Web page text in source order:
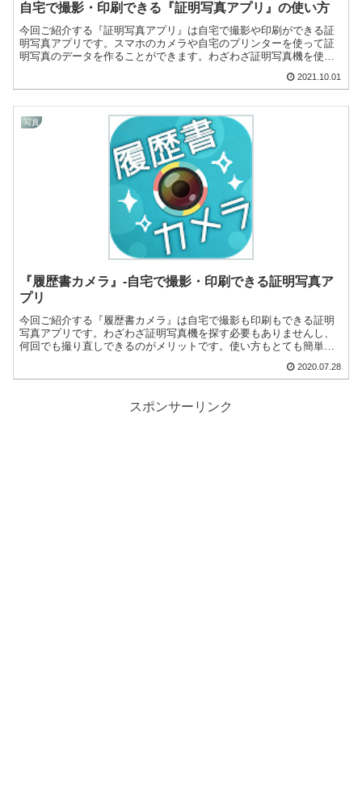
自宅で撮影・印刷できる『証明写真アプリ』の使い方
今回ご紹介する『証明写真アプリ』は自宅で撮影や印刷ができる証
明写真アプリです。スマホのカメラや自宅のプリンターを使って証
明写真のデータを作ることができます。わざわざ証明写真機を使わ
2021.10.01
写真
『履歴書カメラ』-自宅で撮影・印刷できる証明写真ア
プリ
今回ご紹介する『履歴書カメラ』は自宅で撮影も印刷もできる証明
写真アプリです。わざわざ証明写真機を探す必要もありませんし、
何回でも撮り直しできるのがメリットです。使い方もとても簡単で
2020.07.28
スポンサーリンク